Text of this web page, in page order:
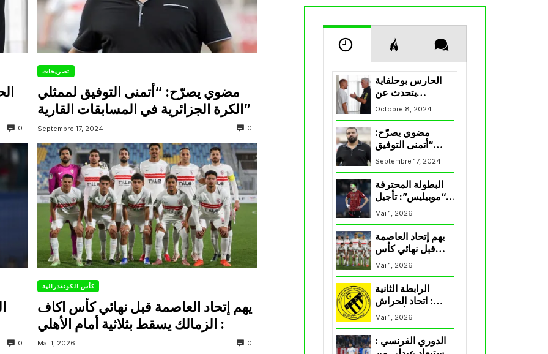
0
تصريحات
مضوي يصرّح: “أتمنى التوفيق لممثلي
الكرة الجزائرية في المسابقات القارية”
Septembre 17, 2024 0
0
كأس الكونفدرالية
يهم إتحاد العاصمة قبل نهائي كأس اكاف
Mai 1, 2026 0
الحارس بوحلفاية
يتحدث عن
طموحاته مع
المنتخب و شباب
قسنطينة
Octobre 8, 2024
مضوي يصرّح:
“أتمنى التوفيق
لممثلي الكرة
الجزائرية في
Septembre 17, 2024
البطولة المحترفة
“موبيليس”: تأجيل
مباراة إتحاد
العاصمة وأتلتيك
بارادو
Mai 1, 2026
يهم إتحاد العاصمة
قبل نهائي كأس
اكاف : الزمالك
يسقط بثلاثية أمام
Mai 1, 2026
الرابطة الثانية
: اتحاد الحراش
يحسم التأهل إلى
“البلاي أوف”
Mai 1, 2026
الدوري الفرنسي :